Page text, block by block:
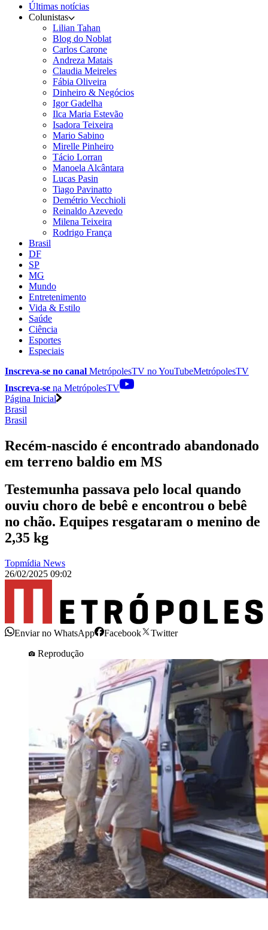
Últimas notícias
Colunistas
Lilian Tahan
Blog do Noblat
Carlos Carone
Andreza Matais
Claudia Meireles
Fábia Oliveira
Dinheiro & Negócios
Igor Gadelha
Ilca Maria Estevão
Isadora Teixeira
Mario Sabino
Mirelle Pinheiro
Tácio Lorran
Manoela Alcântara
Lucas Pasin
Tiago Pavinatto
Demétrio Vecchioli
Reinaldo Azevedo
Milena Teixeira
Rodrigo França
Brasil
DF
SP
MG
Mundo
Entretenimento
Vida & Estilo
Saúde
Ciência
Esportes
Especiais
Inscreva-se no canal MetrópolesTV noYouTubeMetrópolesTV
Inscreva-se na MetrópolesTV
Página Inicial
Brasil
Brasil
Recém-nascido é encontrado abandonado
em terreno baldio em MS
Testemunha passava pelo local quando
ouviu choro de bebê e encontrou o bebê
no chão. Equipes resgataram o menino de
2,35 kg
Topmídia News
26/02/2025 09:02
Enviar no WhatsApp Facebook
Twitter
Reprodução